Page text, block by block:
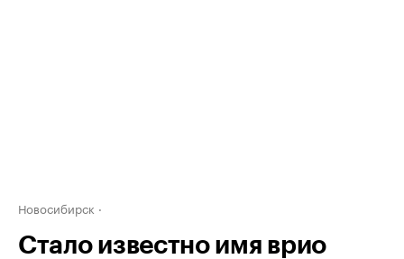
Новосибирск
Стало известно имя врио